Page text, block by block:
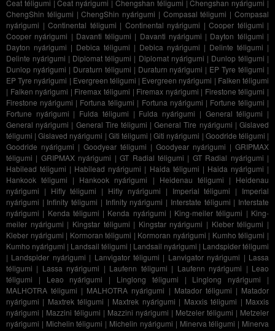
Ceat téligumi |Ceat nyárigumi | Chengshan téligumi |Chengshan nyárigumi |
ChengShin téligumi |ChengShin nyárigumi | Compasal téligumi |Compasal
nyárigumi | Continental téligumi | Continental nyárigumi | Cooper téligumi |
Cooper nyárigumi | Davanti téligumi | Davanti nyárigumi | Dayton téligumi |
Dayton nyárigumi | Debica téligumi | Debica nyárigumi | Delinte téligumi |
Delinte nyárigumi | Diplomat téligumi | Diplomat nyárigumi | Dunlop téligumi |
Dunlop nyárigumi | Duraturn téligumi | Duraturn nyárigumi | EP Tyre téligumi |
EP Tyre nyárigumi | Evergreen téligumi | Evergreen nyárigumi | Falken téligumi
| Falken nyárigumi | Firemax téligumi | Firemax nyárigumi | Firestone téligumi |
Firestone nyárigumi | Fortuna téligumi | Fortuna nyárigumi | Fortune téligumi |
Fortune nyárigumi | Fulda téligumi | Fulda nyárigumi | General téligumi |
General nyárigumi | General Tire téligumi |General Tire nyárigumi |Gislaved
téligumi |Gislaved nyárigumi | Giti téligumi |Giti nyárigumi | Goodride téligumi |
Goodride nyárigumi | Goodyear téligumi | Goodyear nyárigumi | GRIPMAX
téligumi | GRIPMAX nyárigumi |GT Radial téligumi | GT Radial nyárigumi |
Habilead téligumi | Habilead nyárigumi | Haida téligumi | Haida nyárigumi |
Hankook téligumi | Hankook nyárigumi | Heidenau téligumi | Heidenau
nyárigumi | Hifly téligumi | Hifly nyárigumi | Imperial téligumi | Imperial
nyárigumi | Infinity téligumi | Infinity nyárigumi | Interstate téligumi | Interstate
nyárigumi | Kenda téligumi | Kenda nyárigumi | King-meiler téligumi | King-
meiler nyárigumi | Kingstar téligumi | Kingstar nyárigumi | Kleber téligumi |
Kleber nyárigumi | Kormoran téligumi | Kormoran nyárigumi | Kumho téligumi |
Kumho nyárigumi | Landsail téligumi | Landsail nyárigumi | Landspider téligumi
| Landspider nyárigumi | Lanvigator téligumi | Lanvigator nyárigumi | Lassa
téligumi | Lassa nyárigumi | Laufenn téligumi | Laufenn nyárigumi | Leao
téligumi | Leao nyárigumi | Linglong téligumi | Linglong nyárigumi |
MALHOTRA téligumi | MALHOTRA nyárigumi | Matador téligumi | Matador
nyárigumi | Maxtrek téligumi | Maxtrek nyárigumi | Maxxis téligumi | Maxxis
nyárigumi | Mazzini téligumi | Mazzini nyárigumi | Metzeler téligumi | Metzeler
nyárigumi | Michelin téligumi | Michelin nyárigumi | Minerva téligumi | Minerva